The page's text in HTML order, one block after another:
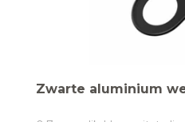
Zwarte aluminium